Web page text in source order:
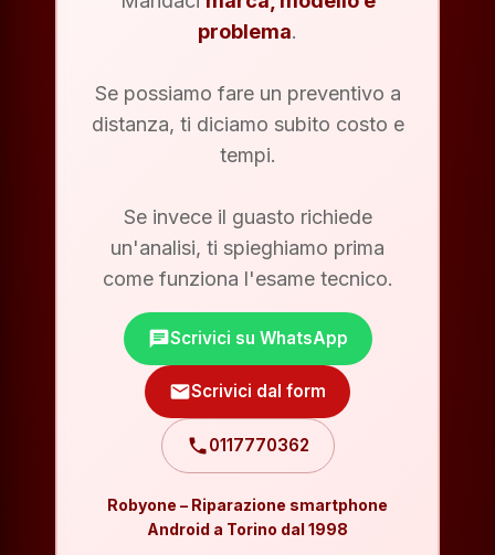
problema.
Se possiamo fare un preventivo a
distanza, ti diciamo subito costo e
tempi.
Se invece il guasto richiede
un'analisi, ti spieghiamo prima
come funziona l'esame tecnico.
chatScrivici su WhatsApp
mailScrivici dal form
phone0117770362
Robyone – Riparazione smartphone
Android a Torino dal 1998